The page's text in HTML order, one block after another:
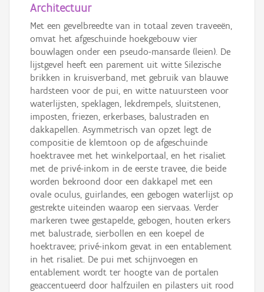
Architectuur
Met een gevelbreedte van in totaal zeven traveeën,
omvat het afgeschuinde hoekgebouw vier
bouwlagen onder een pseudo-mansarde (leien). De
lijstgevel heeft een parement uit witte Silezische
brikken in kruisverband, met gebruik van blauwe
hardsteen voor de pui, en witte natuursteen voor
waterlijsten, speklagen, lekdrempels, sluitstenen,
imposten, friezen, erkerbases, balustraden en
dakkapellen. Asymmetrisch van opzet legt de
compositie de klemtoon op de afgeschuinde
hoektravee met het winkelportaal, en het risaliet
met de privé-inkom in de eerste travee, die beide
worden bekroond door een dakkapel met een
ovale oculus, guirlandes, een gebogen waterlijst op
gestrekte uiteinden waarop een siervaas. Verder
markeren twee gestapelde, gebogen, houten erkers
met balustrade, sierbollen en een koepel de
hoektravee; privé-inkom gevat in een entablement
in het risaliet. De pui met schijnvoegen en
entablement wordt ter hoogte van de portalen
geaccentueerd door halfzuilen en pilasters uit rood